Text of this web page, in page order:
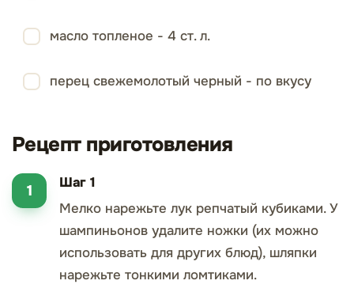
масло топленое - 4 ст. л.
перец свежемолотый черный - по вкусу
Рецепт приготовления
Шаг 1
Мелко нарежьте лук репчатый кубиками. У
шампиньонов удалите ножки (их можно
использовать для других блюд), шляпки
нарежьте тонкими ломтиками.